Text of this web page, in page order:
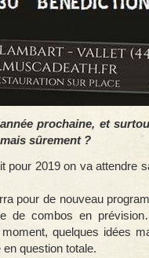
prochaine, et
sûrement ?
pour 2019 on va attendre
pour de nouveau
de combos en
quelques idées
question totale.